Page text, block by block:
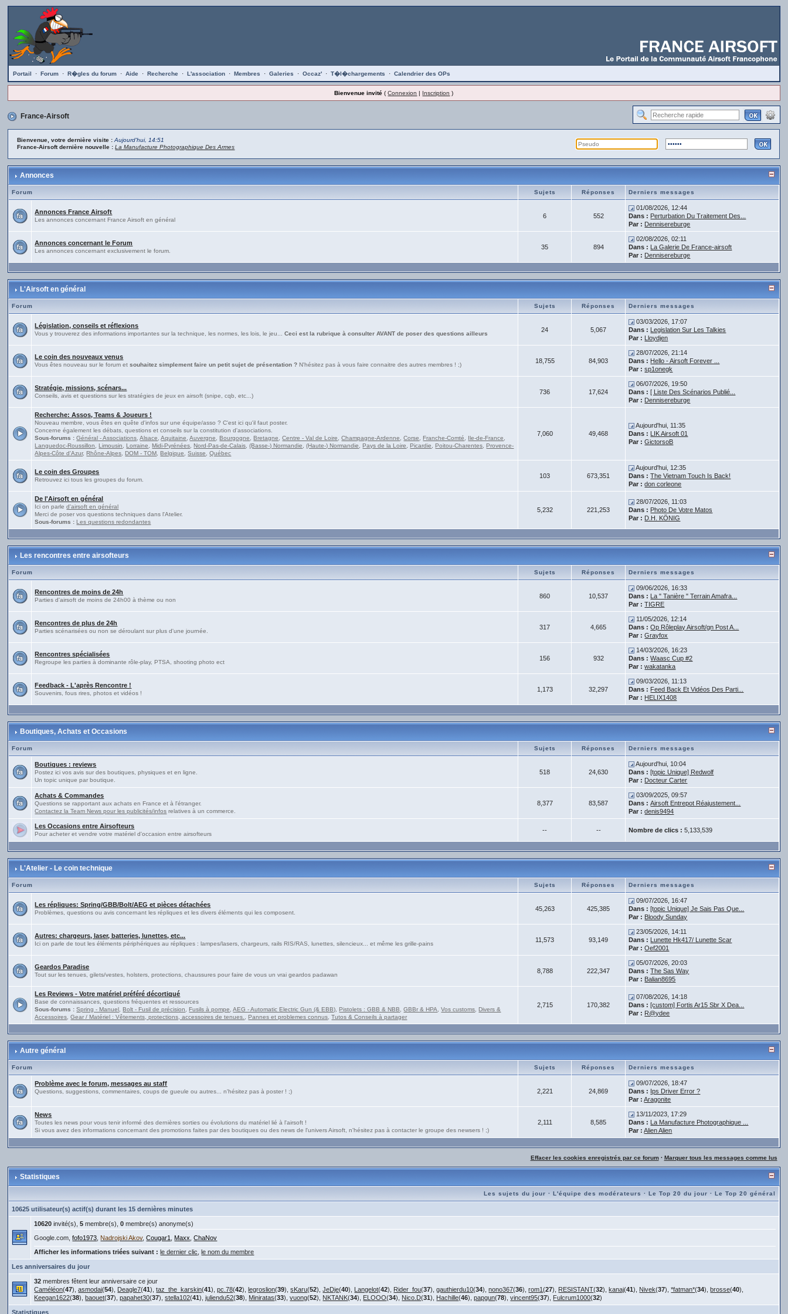
Portail · Forum · R�gles du forum · Aide · Recherche · L'association · Membres · Galeries · Occaz' · T�l�chargements · Calendrier des OPs
Bienvenue invité (Connexion | Inscription )
France-Airsoft
Bienvenue, votre dernière visite :Aujourd'hui, 14:51
France-Airsoft dernière nouvelle :La Manufacture Photographique Des Armes
Annonces
Forum Sujets Réponses Derniers messages
Annonces France Airsoft
Les annonces concernant France Airsoft en général
6 552
01/08/2026, 12:44
Dans : Perturbation Du Traitement Des...
Par : Dennisereburge
Annonces concernant le Forum
Les annonces concernant exclusivement le forum.
35 894
02/08/2026, 02:11
Dans : La Galerie De France-airsoft
Par : Dennisereburge
L'Airsoft en général
Forum Sujets Réponses Derniers messages
Législation, conseils et réflexions
Vous y trouverez des informations importantes sur la technique, les normes, les lois, le jeu...Ceci est la rubrique à consulter AVANT de poser des questions ailleurs
24 5,067
03/03/2026, 17:07
Dans : Legislation Sur Les Talkies
Par : Lloydjen
Le coin des nouveaux venus
Vous êtes nouveau sur le forum etsouhaitez simplement faire un petit sujet de présentation ? N'hésitez pas à vous faire connaitre des autres membres ! ;)
18,755 84,903
28/07/2026, 21:14
Dans : Hello - Airsoft Forever ...
Par : sp1onegk
Stratégie, missions, scénars...
Conseils, avis et questions sur les stratégies de jeux en airsoft (snipe, cqb, etc...)
736 17,624
06/07/2026, 19:50
Dans : [ Liste Des Scénarios Publié...
Par : Dennisereburge
Recherche: Assos, Teams & Joueurs !
Nouveau membre, vous êtes en quête d'infos sur une équipe/asso ? C'est ici qu'il faut poster.
Concerne également les débats, questions et conseils sur la constitution d'associations.
Sous-forums : Général - Associations ,Alsace ,Aquitaine ,Auvergne ,Bourgogne ,Bretagne ,Centre - Val de Loire ,Champagne-Ardenne ,Corse ,Franche-Comté Ile-de-France
Languedoc-Roussillon
,Limousin ,Lorraine ,Midi-Pyrénées ,Nord-Pas-de-Calais ,(Basse-) Normandie ,(Haute-) Normandie ,Pays de la Loire ,Picardie ,Poitou-Charentes ,Provence-
Alpes-Côte d'Azur,Rhône-Alpes ,DOM - TOM ,Belgique ,Suisse ,Québec
7,060 49,468
Aujourd'hui, 11:35
Dans : LIK Airsoft 01
Par : GictorsoB
Le coin des Groupes
Retrouvez ici tous les groupes du forum.
103 673,351
Aujourd'hui, 12:35
Dans : The Vietnam Touch Is Back!
Par : don corleone
De l'Airsoft en général
Ici on parled'airsoft en général
Merci de poser vos questions techniques dans l'Atelier.
Sous-forums : Les questions redondantes
5,232 221,253
28/07/2026, 11:03
Dans : Photo De Votre Matos
Par : D.H. KÖNIG
Les rencontres entre airsofteurs
Forum Sujets Réponses Derniers messages
Rencontres de moins de 24h
Parties d'airsoft de moins de 24h00 à thème ou non
860 10,537
09/06/2026, 16:33
Dans : La " Tanière " Terrain Amafra...
Par : TIGRE
Rencontres de plus de 24h
Parties scénarisées ou non se déroulant sur plus d'une journée.
317 4,665
11/05/2026, 12:14
Dans : Op Rôleplay Airsoft/gn Post A...
Par : Grayfox
Rencontres spécialisées
Regroupe les parties à dominante rôle-play, PTSA, shooting photo ect
156 932
14/03/2026, 16:23
Dans : Waasc Cup #2
Par : wakatanka
Feedback - L'après Rencontre !
Souvenirs, fous rires, photos et vidéos !
1,173 32,297
09/03/2026, 11:13
Dans : Feed Back Et Vidéos Des Parti...
Par : HELIX1408
Boutiques, Achats et Occasions
Forum Sujets Réponses Derniers messages
Boutiques : reviews
Postez ici vos avis sur des boutiques, physiques et en ligne.
Un topic unique par boutique.
518 24,630
Aujourd'hui, 10:04
Dans : [topic Unique] Redwolf
Par : Docteur Carter
Achats & Commandes
Questions se rapportant aux achats en France et à l'étranger.
Contactez la Team News pour les publicités/infos relatives à un commerce.
8,377 83,587
03/09/2025, 09:57
Dans : Airsoft Entrepot Réajustement...
Par : denis9494
Les Occasions entre Airsofteurs
Pour acheter et vendre votre matériel d'occasion entre airsofteurs
-- -- Nombre de clics : 5,133,539
L'Atelier - Le coin technique
Forum Sujets Réponses Derniers messages
Les répliques: Spring/GBB/Bolt/AEG et pièces détachées
Problèmes, questions ou avis concernant les répliques et les divers éléments qui les composent.
45,263 425,385
09/07/2026, 16:47
Dans : [topic Unique] Je Sais Pas Que...
Par : Bloody Sunday
Autres: chargeurs, laser, batteries, lunettes, etc...
Ici on parle de tout les éléments périphériques au répliques : lampes/lasers, chargeurs, rails RIS/RAS, lunettes, silencieux... et même les grille-pains
11,573 93,149
23/05/2026, 14:11
Dans : Lunette Hk417/ Lunette Scar
Par : Oef2001
Geardos Paradise
Tout sur les tenues, gilets/vestes, holsters, protections, chaussures pour faire de vous un vrai geardos padawan
8,788 222,347
05/07/2026, 20:03
Dans : The Sas Way
Par : Balian8695
Les Reviews - Votre matériel préféré décortiqué
Base de connaissances, questions fréquentes et ressources
Sous-forums : Spring - Manuel ,Bolt - Fusil de précision ,Fusils à pompe ,AEG - Automatic Electric Gun (& EBB) ,Pistolets : GBB & NBB ,GBBr & HPA ,Vos customs ,Divers &
Accessoires ,Gear / Matériel : Vêtements, protections, accessoires de tenues. ,Pannes et problemes connus ,Tutos & Conseils à partager
2,715 170,382
07/08/2026, 14:18
Dans : [custom] Fortis Ar15 Sbr X Dea...
Par : R@ydee
Autre général
Forum Sujets Réponses Derniers messages
Problème avec le forum, messages au staff
Questions, suggestions, commentaires, coups de gueule ou autres... n'hésitez pas à poster ! ;) 2,221 24,869
09/07/2026, 18:47
Dans : Ips Driver Error ?
Par : Aragonite
News
Toutes les news pour vous tenir informé des dernières sorties ou évolutions du matériel lié à l'airsoft !
Si vous avez des informations concernant des promotions faites par des boutiques ou des news de l'univers Airsoft, n'hésitez pas à contacter le groupe des newsers ! ;)
2,111 8,585
13/11/2023, 17:29
Dans : La Manufacture Photographique ...
Par : Alien Alien
Effacer les cookies enregistrés par ce forum· Marquer tous les messages comme lus
Statistiques
Les sujets du jour ·L'équipe des modérateurs ·Le Top 20 du jour ·Le Top 20 général
10625 utilisateur(s) actif(s) durant les 15 dernières minutes
10620 invité(s),5 membre(s),0 membre(s) anonyme(s)
Google.com,fofo1973 Nadrojski Akov,Cougar1 Maxx ,ChaNov
Afficher les informations triées suivant : le dernier clic ,le nom du membre
Les anniversaires du jour
32 membres fêtent leur anniversaire ce jour
Caméléon(47),asmodai(54), Deagle7(41),taz_the_karskin(41),pc.78(42),legroslion(39),sKaru(52),JeDje(40), Langelot(42), Rider_fou(37),gauthierdu10(34),nono367(36),rom1(27), RESISTANT(32),kanaj(41), Nivek(37),*fatman*(34),brosse(40),
Keegan1622(38),baouet(37),papahet30(37),stella102(41),juliendu52(38), Miniratas(33),vuong(52), NKTANK(34), ELOOO(34), Nico.D(31), Hachille(46),papgun(78),vincent95(37), Fulcrum1000(32)
Statistiques